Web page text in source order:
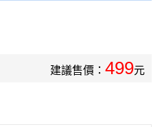
建議售價： 499元